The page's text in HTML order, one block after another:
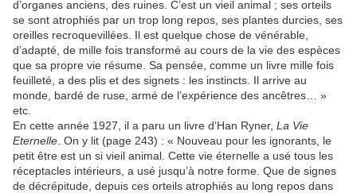
d’organes anciens, des ruines. C’est un vieil animal ; ses orteils
se sont atrophiés par un trop long repos, ses plantes durcies, ses
oreilles recroquevillées. Il est quelque chose de vénérable,
d’adapté, de mille fois transformé au cours de la vie des espèces
que sa propre vie résume. Sa pensée, comme un livre mille fois
feuilleté, a des plis et des signets : les instincts. Il arrive au
monde, bardé de ruse, armé de l’expérience des ancêtres… »
etc.
En cette année 1927, il a paru un livre d’Han Ryner, La Vie
Eternelle . On y lit (page 243) : « Nouveau pour les ignorants, le
petit être est un si vieil animal. Cette vie éternelle a usé tous les
réceptacles intérieurs, a usé jusqu’à notre forme. Que de signes
de décrépitude, depuis ces orteils atrophiés au long repos dans